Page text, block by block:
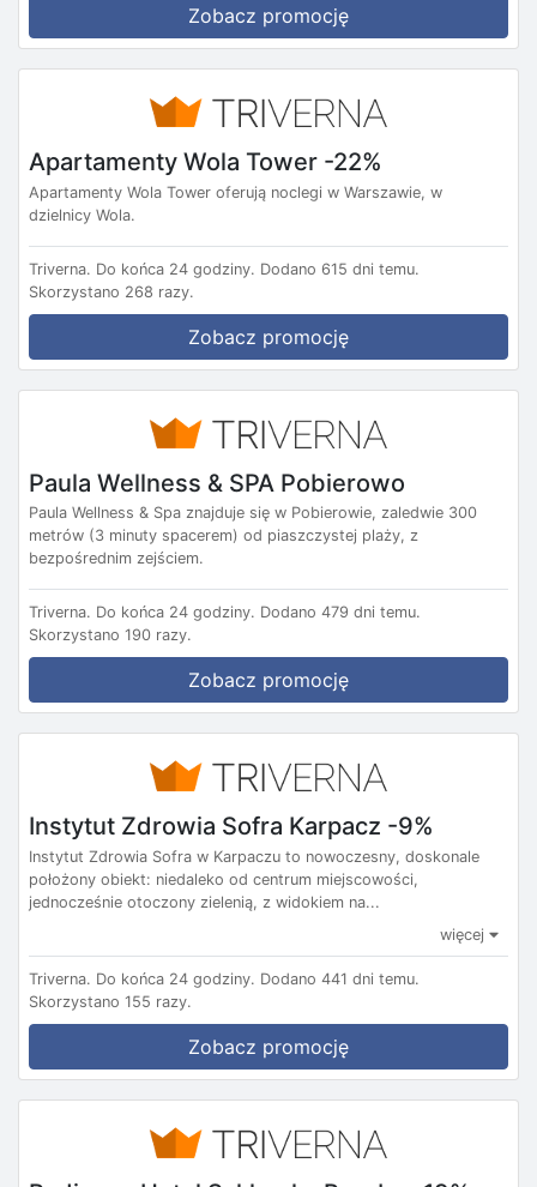
Zobacz promocję
Apartamenty Wola Tower -22%
Apartamenty Wola Tower oferują noclegi w Warszawie, w
dzielnicy Wola.
Triverna. Do końca 24 godziny. Dodano 615 dni temu.
Skorzystano 268 razy.
Zobacz promocję
Paula Wellness & SPA Pobierowo
Paula Wellness & Spa znajduje się w Pobierowie, zaledwie 300
metrów (3 minuty spacerem) od piaszczystej plaży, z
bezpośrednim zejściem.
Triverna. Do końca 24 godziny. Dodano 479 dni temu.
Skorzystano 190 razy.
Zobacz promocję
Instytut Zdrowia Sofra Karpacz -9%
Instytut Zdrowia Sofra w Karpaczu to nowoczesny, doskonale
położony obiekt: niedaleko od centrum miejscowości,
jednocześnie otoczony zielenią, z widokiem na...
więcej
Triverna. Do końca 24 godziny. Dodano 441 dni temu.
Skorzystano 155 razy.
Zobacz promocję